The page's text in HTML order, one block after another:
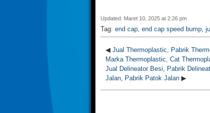
Updated: Maret 10, 2025 at 2:26 pm
Tag: end cap end cap speed bump
◀ Jual Thermoplastic, Pabrik
Marka Thermoplastic, Cat
Jual Delineator Besi, Pabrik
Jalan, Pabrik Patok Jalan ▶